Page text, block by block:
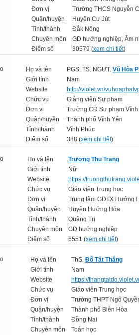
Đơn vị
Trường THCS Nguyễn
Quận/huyện
Huyện Cư Jút
Tỉnh/thành
Đắk Nông
Chuyên môn
GD hướng nghiệp, Âm
Điểm số
30579 (xem chi tiết)
Họ và tên PGS. TS. NGƯT. Vũ Hòa
Giới tính
Nam
Website
http://violet.vn/
Chức vụ
Giảng viên Sư phạm
Đơn vị
Trường CĐ Sư phạm Vĩnh
Quận/huyện
Thành phố Vĩnh Yên
Tỉnh/thành
Vĩnh Phúc
Điểm số
388 (xem chi tiết)
Họ và tên
Trương Thu Trang
Giới tính
Nữ
Website
https://
Chức vụ
Giáo viên Trung học
Đơn vị
Trung tâm GDTX Hướng
Quận/huyện
Huyện Hướng Hóa
Tỉnh/thành
Quảng Trị
Chuyên môn
GD hướng nghiệp
Điểm số
6551 (xem chi tiết)
Họ và tên ThS. Đỗ Tất Thắng
Giới tính
Nam
Website
https://
Chức vụ
Giáo viên Trung học
Đơn vị
Trường THPT Ngô
Quận/huyện
Thành phố Biên Hòa
Tỉnh/thành
Đồng Nai
Chuyên môn
Toán học